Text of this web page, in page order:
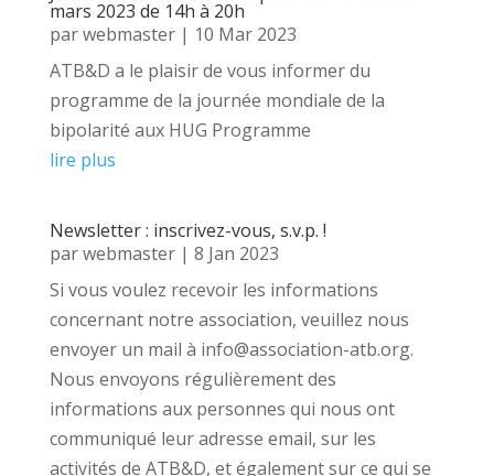
mars 2023 de 14h à 20h
parwebmaster| 10 Mar 2023
ATB&D a le plaisir de vous informer du
programme de la journée mondiale de la
bipolarité aux HUG Programme
lire plus
Newsletter : inscrivez-vous, s.v.p. !
parwebmaster| 8 Jan 2023
Si vous voulez recevoir les informations
concernant notre association, veuillez nous
envoyer un mail à info@association-atb.org.
Nous envoyons régulièrement des
informations aux personnes qui nous ont
communiqué leur adresse email, sur les
activités de ATB&D, et également sur ce qui se